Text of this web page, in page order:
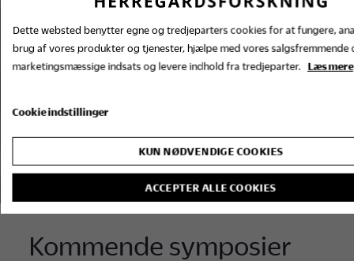
Kommende symposier
Dette websted benytter egne og tredjeparters cookies for at fungere,
brug af vores produkter og tjenester, hjælpe med vores salgsfremmende
marketingsmæssige indsats og levere indhold fra tredjeparter. Læs mere
Cookie indstillinger
KUN NØDVENDIGE COOKIES
ACCEPTER ALLE COOKIES